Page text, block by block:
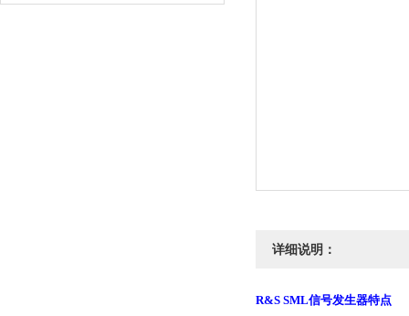
详细说明：
R&S SML信号发生器特点